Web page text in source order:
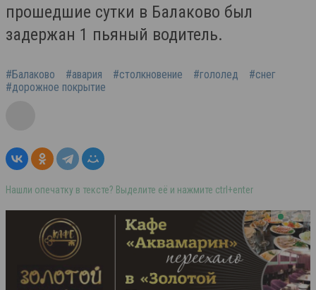
прошедшие сутки в Балаково был
задержан 1 пьяный водитель.
#Балаково #авария #столкновение #гололед
#снег
#дорожное покрытие
Нашли опечатку в тексте? Выделите её и нажмите ctrl+enter